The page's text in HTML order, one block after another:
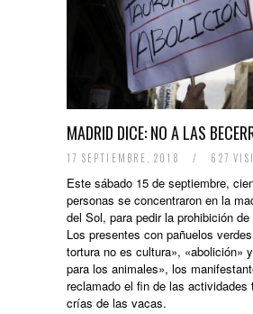
MADRID DICE: NO A LAS
17 SEPTIEMBRE, 2018 / 627
Este sábado 15 de septiembre,
personas se concentraron en la
del Sol, para pedir la prohibición
Los presentes con pañuelos
tortura no es cultura», «abolición»
para los animales», los
reclamado el fin de las actividades
crías de las vacas.